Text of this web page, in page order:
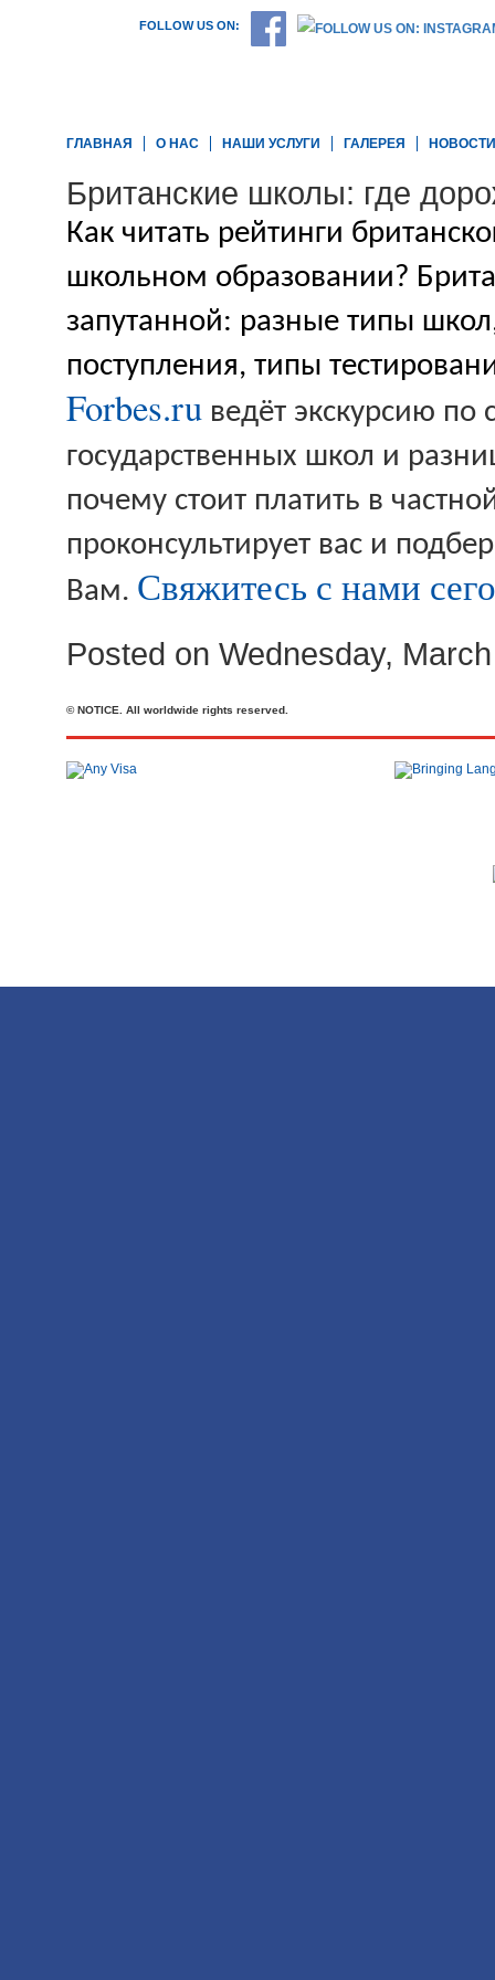
FOLLOW US ON:
ГЛАВНАЯ О НАС НАШИ УСЛУГИ ГАЛЕРЕЯ НОВОСТИ
Британские школы: где
Как читать рейтинги
школьном образовании?
запутанной: разные типы
поступления, типы
Forbes.ru ведёт экскурсию по
государственных школ и
почему стоит платить в
проконсультирует вас и
Вам. Свяжитесь с нами
Posted on Wednesday,
© NOTICE. All worldwide rights reserved.